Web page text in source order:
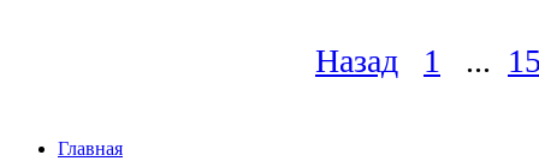
Назад 1 ...
Главная